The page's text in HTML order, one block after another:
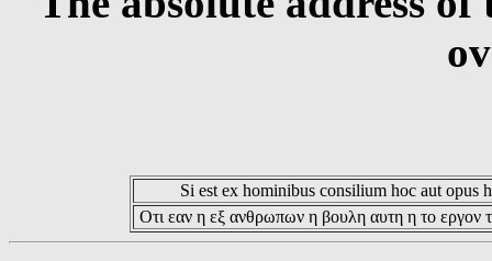
Si est ex hominibus consilium hoc aut opus
Οτι εαν η εξ ανθρωπων η βουλη αυτη η το εργον